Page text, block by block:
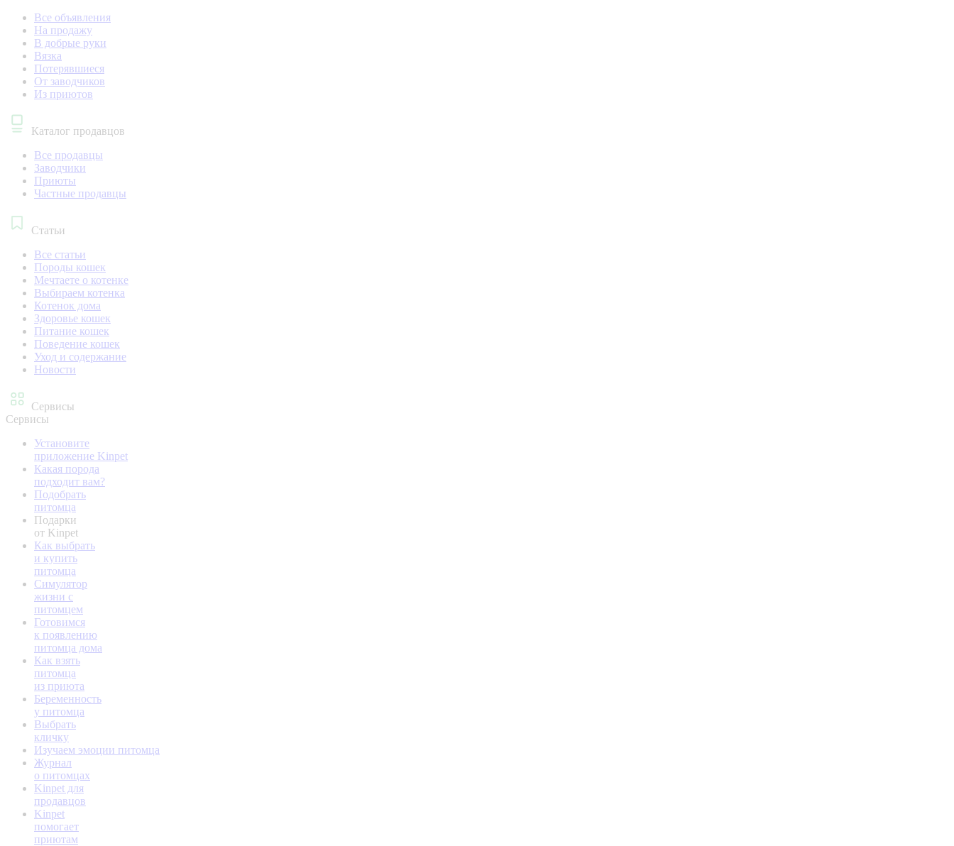
Все объявления
На продажу
В добрые руки
Вязка
Потерявшиеся
От заводчиков
Из приютов
Каталог продавцов
Все продавцы
Заводчики
Приюты
Частные продавцы
Статьи
Все статьи
Породы кошек
Мечтаете о котенке
Выбираем котенка
Котенок дома
Здоровье кошек
Питание кошек
Поведение кошек
Уход и содержание
Новости
Сервисы
Сервисы
Установите
приложение Kinpet
Какая порода
подходит вам?
Подобрать
питомца
Подарки
от Kinpet
Как выбрать
и купить
питомца
Симулятор
жизни с
питомцем
Готовимся
к появлению
питомца дома
Как взять
питомца
из приюта
Беременность
у питомца
Выбрать
кличку
Изучаем эмоции питомца
Журнал
о питомцах
Kinpet для
продавцов
Kinpet
помогает
приютам